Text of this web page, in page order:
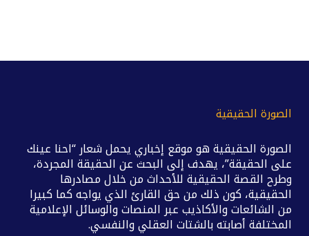
الصورة الحقيقية
الصورة الحقيقية هو موقع إخباري يحمل شعار “احنا عينك
على الحقيقة”، يهدف إلى البحث عن الحقيقة المجردة،
وطرح القصة الحقيقية للأحداث من خلال مصادرها
الحقيقية، كون ذلك من حق القارئ الذي يواجه كما كبيرا
من الشائعات والأكاذيب عبر المنصات والوسائل الإعلامية
المختلفة أصابته بالشتات العقلي والنفسي.